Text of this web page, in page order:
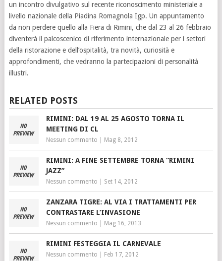
un incontro divulgativo sul recente riconoscimento ministeriale a
livello nazionale della Piadina Romagnola Igp. Un appuntamento
da non perdere quello alla Fiera di Rimini, che dal 23 al 26 febbraio
diventerà il palcoscenico di riferimento internazionale per i settori
della ristorazione e dell’ospitalità, tra novità, curiosità e
approfondimenti, che vedranno la partecipazioni di personalità
illustri.
RELATED POSTS
RIMINI: DAL 19 AL 25 AGOSTO TORNA IL
MEETING DI CL
Nessun commento Mag 8, 2012
RIMINI: A FINE SETTEMBRE TORNA “RIMINI
JAZZ”
Nessun commento Set 14, 2012
ZANZARA TIGRE: AL VIA I TRATTAMENTI PER
CONTRASTARE L’INVASIONE
Nessun commento Mag 16, 2013
RIMINI FESTEGGIA IL CARNEVALE
Nessun commento Feb 17, 2012